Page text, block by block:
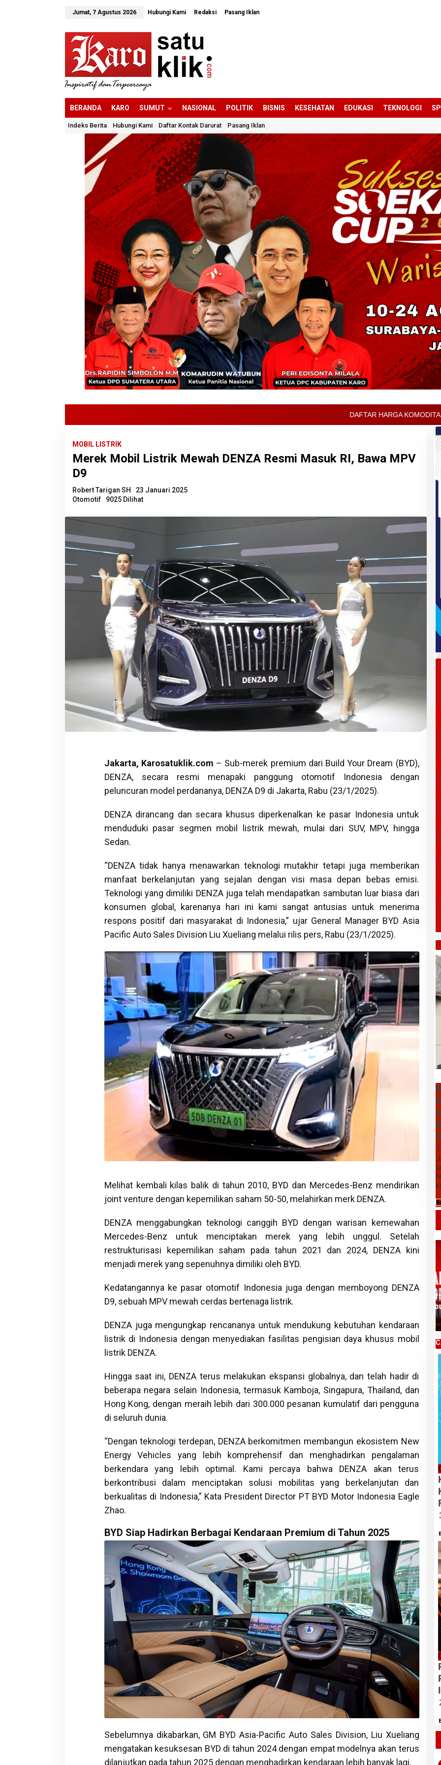
Jumat, 7 Agustus 2026 Hubungi Kami Redaksi Pasang Iklan
BERANDA KARO SUMUT NASIONAL POLITIK BISNIS KESEHATAN EDUKASI TEKNOLOGI
Indeks Berita Hubungi Kami Daftar Kontak Darurat Pasang Iklan
DAFTAR HARGA KOMODITAS PERTANIAN
MOBIL LISTRIK
Merek Mobil Listrik Mewah DENZA Resmi Masuk RI, Bawa MPV
D9
Robert Tarigan SH
23 Januari 2025
Otomotif
9025 Dilihat
Jakarta, Karosatuklik.com – Sub-merek premium dari Build Your Dream (BYD),
DENZA, secara resmi menapaki panggung otomotif Indonesia dengan
peluncuran model perdananya, DENZA D9 di Jakarta, Rabu (23/1/2025).
DENZA dirancang dan secara khusus diperkenalkan ke pasar Indonesia untuk
menduduki pasar segmen mobil listrik mewah, mulai dari SUV, MPV, hingga
Sedan.
“DENZA tidak hanya menawarkan teknologi mutakhir tetapi juga memberikan
manfaat berkelanjutan yang sejalan dengan visi masa depan bebas emisi.
Teknologi yang dimiliki DENZA juga telah mendapatkan sambutan luar biasa dari
konsumen global, karenanya hari ini kami sangat antusias untuk menerima
respons positif dari masyarakat di Indonesia,” ujar General Manager BYD Asia
Pacific Auto Sales Division Liu Xueliang melalui rilis pers, Rabu (23/1/2025).
Melihat kembali kilas balik di tahun 2010, BYD dan Mercedes-Benz mendirikan
joint venture dengan kepemilikan saham 50-50, melahirkan merk DENZA.
DENZA menggabungkan teknologi canggih BYD dengan warisan kemewahan
Mercedes-Benz untuk menciptakan merek yang lebih unggul. Setelah
restrukturisasi kepemilikan saham pada tahun 2021 dan 2024, DENZA kini
menjadi merek yang sepenuhnya dimiliki oleh BYD.
Kedatangannya ke pasar otomotif Indonesia juga dengan memboyong DENZA
D9, sebuah MPV mewah cerdas bertenaga listrik.
DENZA juga mengungkap rencananya untuk mendukung kebutuhan kendaraan
listrik di Indonesia dengan menyediakan fasilitas pengisian daya khusus mobil
listrik DENZA.
Hingga saat ini, DENZA terus melakukan ekspansi globalnya, dan telah hadir di
beberapa negara selain Indonesia, termasuk Kamboja, Singapura, Thailand, dan
Hong Kong, dengan meraih lebih dari 300.000 pesanan kumulatif dari pengguna
di seluruh dunia.
“Dengan teknologi terdepan, DENZA berkomitmen membangun ekosistem New
Energy Vehicles yang lebih komprehensif dan menghadirkan pengalaman
berkendara yang lebih optimal. Kami percaya bahwa DENZA akan terus
berkontribusi dalam menciptakan solusi mobilitas yang berkelanjutan dan
berkualitas di Indonesia,” Kata President Director PT BYD Motor Indonesia Eagle
Zhao.
BYD Siap Hadirkan Berbagai Kendaraan Premium di Tahun 2025
Sebelumnya dikabarkan, GM BYD Asia-Pacific Auto Sales Division, Liu Xueliang
mengatakan kesuksesan BYD di tahun 2024 dengan empat modelnya akan terus
dilanjutkan pada tahun 2025 dengan menghadirkan kendaraan lebih banyak lagi.
Daftar Harga Komoditas Pertanian
Kabupaten Karo, Jumat 07 Agustus